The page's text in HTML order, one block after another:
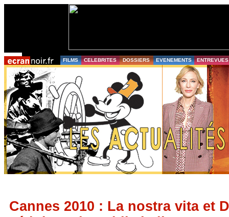
FILMS CELEBRITES DOSSIERS EVENEMENTS ENTREVUES
Cannes 2010 : La nostra vita et